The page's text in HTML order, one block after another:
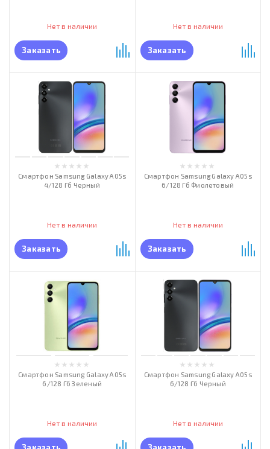
Нет в наличии
Заказать
Нет в наличии
Заказать
Смартфон Samsung Galaxy A05s
4/128 Гб Черный
Нет в наличии
Заказать
Смартфон Samsung Galaxy A05s
6/128 Гб Фиолетовый
Нет в наличии
Заказать
Смартфон Samsung Galaxy A05s
6/128 Гб Зеленый
Нет в наличии
Смартфон Samsung Galaxy A05s
6/128 Гб Черный
Нет в наличии